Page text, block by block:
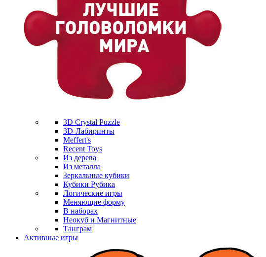
3D Crystal Puzzle
3D-Лабиринты
Meffert's
Recent Toys
Из дерева
Из металла
Зеркальные кубики
Кубики Рубика
Логические игры
Меняющие форму
В наборах
Неокуб и Магнитные
Танграм
Активные игры